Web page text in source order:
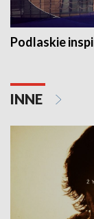
Podlaskie
INNE